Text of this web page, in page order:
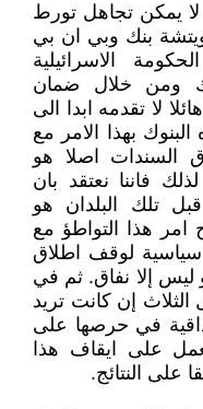
لا يمكن تجاهل تورط
بنك وبي ان بي
الاسرائيلية
ومن خلال ضمان
لا تقدمه ابدا الى
بهذا الامر مع
السندات اصلا هو
فاننا نعتقد بان
تلك البلدان هو
امر هذا التواطؤ مع
سياسية لوقف اطلاق
ليس إلا نفاق. ثم في
الثلاث إن كانت تريد
في حرصها على
على ايقاف هذا
على النتائج.